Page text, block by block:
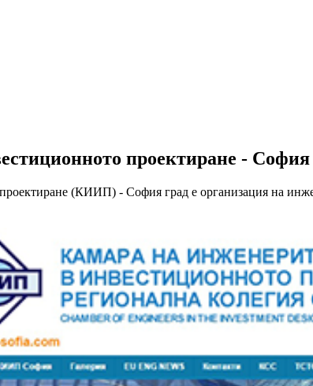
проектиране - София
(КИИП) - София град е организация на